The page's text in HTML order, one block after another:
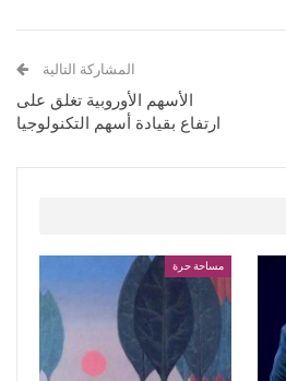
المشاركة التالية
الأسهم الأوروبية تغلق على
ارتفاع بقيادة أسهم التكنولوجيا
مساحة حرة